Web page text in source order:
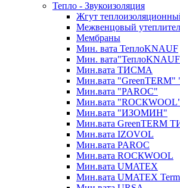
Тепло - Звукоизоляция
Жгут
Межвенцовый
Мембраны
Мин. вата ТеплоKNAUF
Мин.
Мин.вата ТИСМА
Мин.вата
Мин.вата "PAROC"
Мин.вата
Мин.вата "ИЗОМИН"
Мин.вата GreenTERM
Мин.вата IZOVOL
Мин.вата PAROC
Мин.вата ROCКWOOL
Мин.вата UMATEX
Мин.вата UMATEX